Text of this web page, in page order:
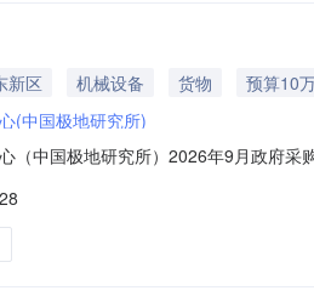
新区 机械设备 货物
预算10
(中国极地研究所)
（中国极地研究所）2026年9月政府
采购时间：2026-09备注：本次公开